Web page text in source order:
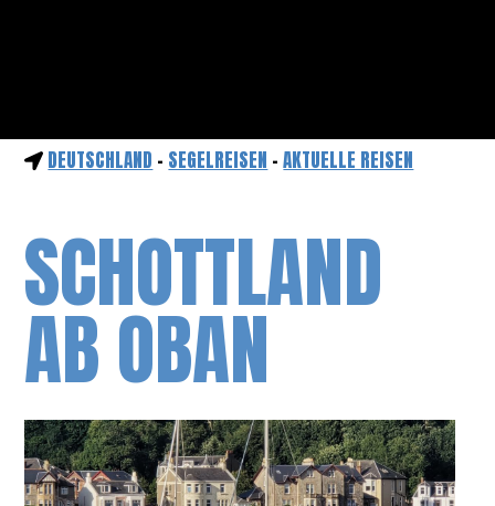
DEUTSCHLAND - SEGELREISEN -AKTUELLE REISEN
SCHOTTLAND
AB OBAN